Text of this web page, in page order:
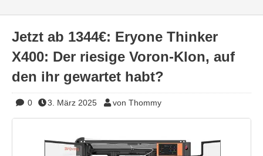
Jetzt ab 1344€: Eryone Thinker
X400: Der riesige Voron-Klon, auf
den ihr gewartet habt?
0 3. März 2025 von Thommy